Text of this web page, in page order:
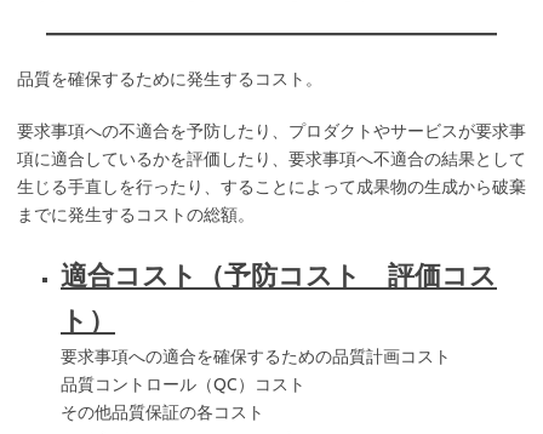
品質を確保するために発生するコスト。
要求事項への不適合を予防したり、プロダクトやサービスが要求事
項に適合しているかを評価したり、要求事項へ不適合の結果として
生じる手直しを行ったり、することによって成果物の生成から破棄
までに発生するコストの総額。
適合コスト（予防コスト 評価コス
ト）
要求事項への適合を確保するための品質計画コスト
品質コントロール（QC）コスト
その他品質保証の各コスト